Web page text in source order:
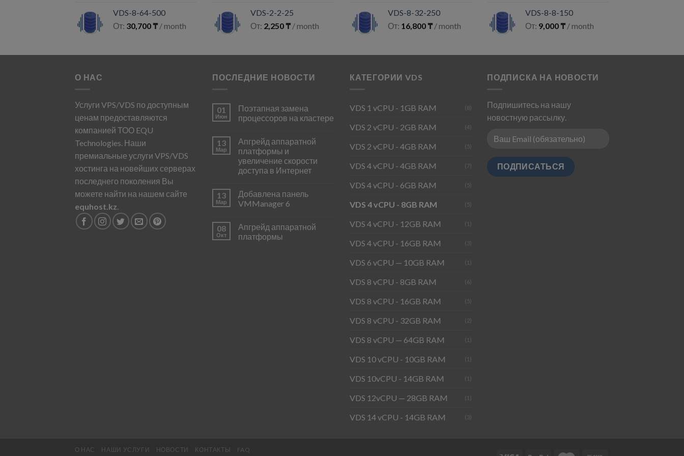
VDS-8-64-500
От: 30,700₸ / month
VDS-2-2-25
От: 2,250₸ / month
VDS-8-32-250
От: 16,800₸ / month
VDS-8-8-150
От: 9,000₸ / month
О НАС
Услуги VPS/VDS по доступным
ценам предоставляются
компанией ТОО EQU
Technologies. Наши
премиальные услуги VPS/VDS
хостинга на новейших серверах
последнего поколения Вы
можете найти на нашем сайте
equhost.kz.
ПОСЛЕДНИЕ НОВОСТИ
01
Июн
Поэтапная замена
процессоров на кластере
13
Мар
Апгрейд аппаратной
платформы и
увеличение скорости
доступа в Интернет
13
Мар
Добавлена панель
VMManager 6
08
Окт
Апгрейд аппаратной
платформы
КАТЕГОРИИ VDS
VDS 1 vCPU - 1GB RAM (8)
VDS 2 vCPU - 2GB RAM (4)
VDS 2 vCPU - 4GB RAM (5)
VDS 4 vCPU - 4GB RAM (7)
VDS 4 vCPU - 6GB RAM (5)
VDS 4 vCPU - 8GB RAM (5)
VDS 4 vCPU - 12GB RAM (1)
VDS 4 vCPU - 16GB RAM (3)
VDS 6 vCPU — 10GB RAM (1)
VDS 8 vCPU - 8GB RAM (6)
VDS 8 vCPU - 16GB RAM (5)
VDS 8 vCPU - 32GB RAM (2)
VDS 8 vCPU — 64GB RAM (1)
VDS 10 vCPU - 10GB RAM (1)
VDS 10vCPU - 14GB RAM (1)
VDS 12vCPU — 28GB RAM (1)
VDS 14 vCPU - 14GB RAM (3)
ПОДПИСКА НА НОВОСТИ
Подпишитесь на нашу
новостную рассылку.
О НАС НАШИ УСЛУГИ НОВОСТИ КОНТАКТЫ FAQ